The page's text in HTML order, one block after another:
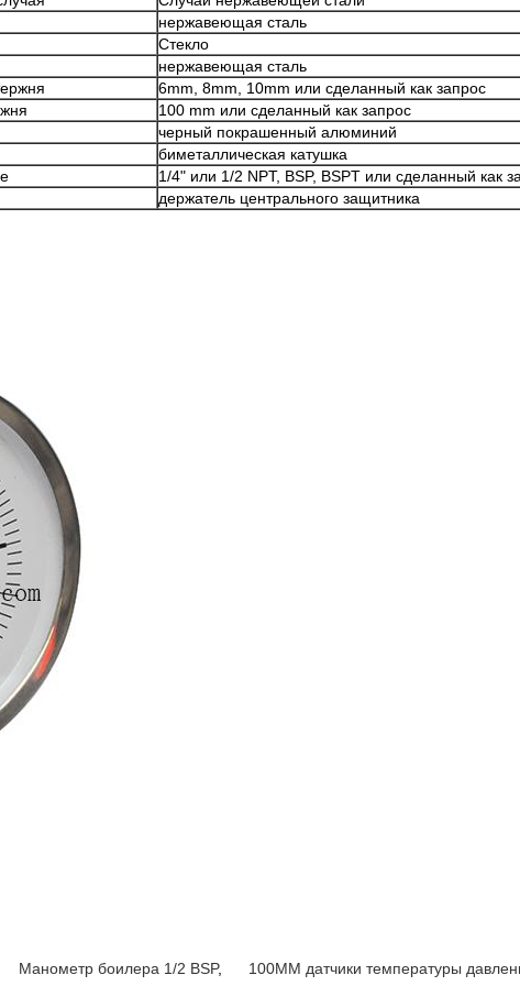
нержавеющая сталь
Стекло
нержавеющая сталь
6mm, 8mm, 10mm или сделанный как запрос
100 mm или сделанный как запрос
черный покрашенный алюминий
биметаллическая катушка
1/4" или 1/2 NPT, BSP, BSPT или сделанный как
держатель центрального защитника
Манометр боилера 1/2 BSP, 100MM датчики температуры